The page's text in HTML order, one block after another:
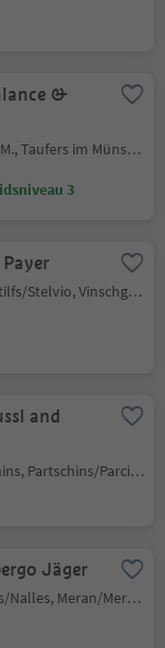
&
Tubre/Taufers i. M., Taufers im Münstertal/Tubre, Vinschgau/Val Venosta
3
Solda/Sulden, Stilfs/Stelvio, Vinschgau/Val Venosta
and
Parcines/Partschins, Partschins/Parcines, Meran/Merano and environs
Jäger
Nalles/Nals, Nals/Nalles, Meran/Merano and environs